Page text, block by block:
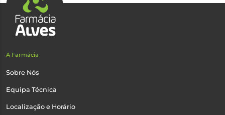
A Farmácia
Sobre Nós
Equipa Técnica
Localização e Horário